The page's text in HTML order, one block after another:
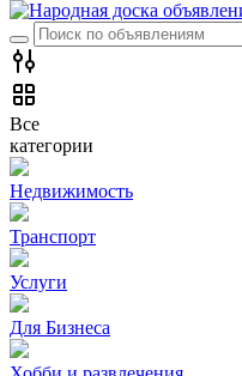
Все
категории
Недвижимость
Транспорт
Услуги
Для Бизнеса